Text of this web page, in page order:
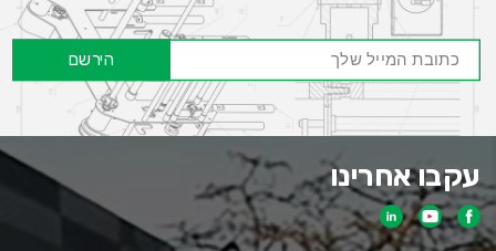
הירשם
עקבו אחרינו